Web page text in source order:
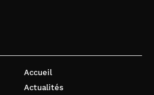
Accueil
Actualités